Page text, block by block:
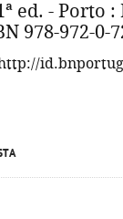
ed. - Porto
978-972-0-